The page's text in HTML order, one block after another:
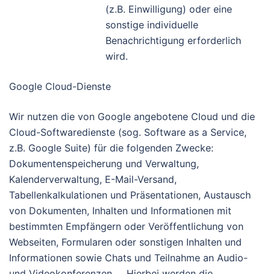
(z.B. Einwilligung) oder eine
sonstige individuelle
Benachrichtigung erforderlich
wird.
Google Cloud-Dienste
Wir nutzen die von Google angebotene Cloud und die
Cloud-Softwaredienste (sog. Software as a Service,
z.B. Google Suite) für die folgenden Zwecke:
Dokumentenspeicherung und Verwaltung,
Kalenderverwaltung, E-Mail-Versand,
Tabellenkalkulationen und Präsentationen, Austausch
von Dokumenten, Inhalten und Informationen mit
bestimmten Empfängern oder Veröffentlichung von
Webseiten, Formularen oder sonstigen Inhalten und
Informationen sowie Chats und Teilnahme an Audio-